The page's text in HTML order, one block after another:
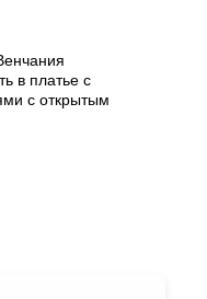
в платье с
с открытым